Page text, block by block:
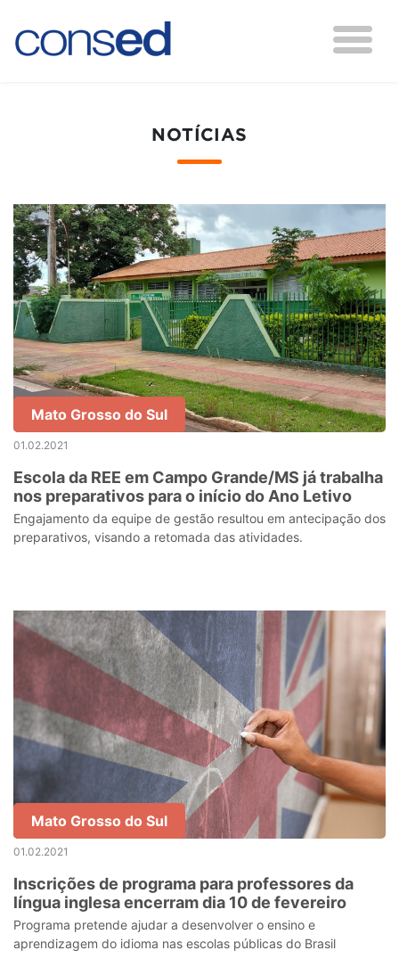
NOTÍCIAS
Mato Grosso do Sul
01.02.2021
Escola da REE em Campo Grande/MS já trabalha
nos preparativos para o início do Ano Letivo
Engajamento da equipe de gestão resultou em antecipação dos
preparativos, visando a retomada das atividades.
Mato Grosso do Sul
01.02.2021
Inscrições de programa para professores da
língua inglesa encerram dia 10 de fevereiro
Programa pretende ajudar a desenvolver o ensino e
aprendizagem do idioma nas escolas públicas do Brasil